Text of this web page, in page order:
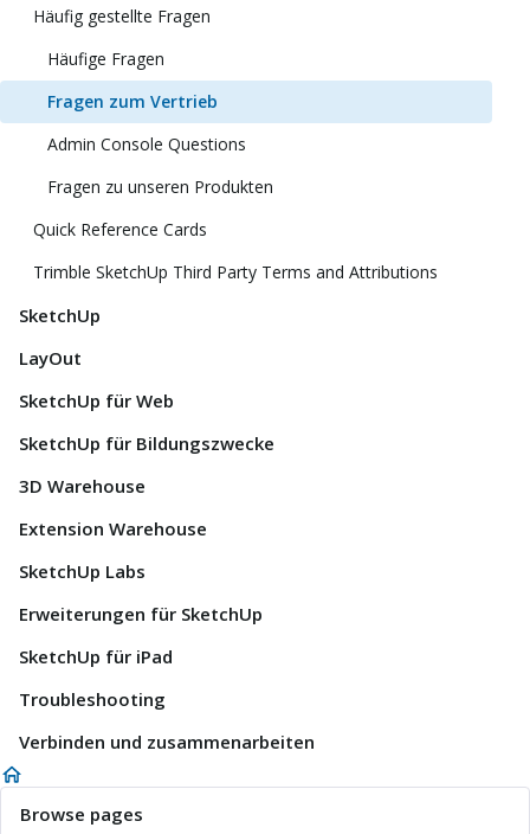
Häufig gestellte Fragen
Häufige Fragen
Fragen zum Vertrieb
Admin Console Questions
Fragen zu unseren Produkten
Quick Reference Cards
Trimble SketchUp Third Party Terms and Attributions
SketchUp
LayOut
SketchUp für Web
SketchUp für Bildungszwecke
3D Warehouse
Extension Warehouse
SketchUp Labs
Erweiterungen für SketchUp
SketchUp für iPad
Troubleshooting
Verbinden und zusammenarbeiten
Browse pages